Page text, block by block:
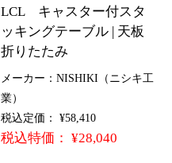
LCL キャスター付スタ
ッキングテーブル | 天板
折りたたみ
メーカー：NISHIKI（ニシキ工
業）
税込定価： ¥58,410
税込特価： ¥28,040